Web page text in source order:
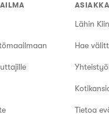
Lähin
Hae
Tietoa